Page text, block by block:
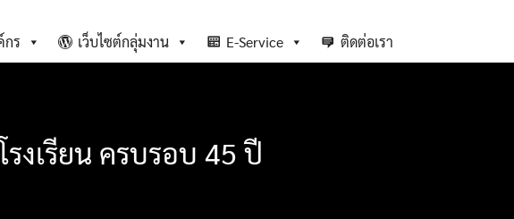
กร เว็บไซต์กลุ่มงาน E-Service ติดต่อเรา
งเรียน ครบรอบ 45 ปี